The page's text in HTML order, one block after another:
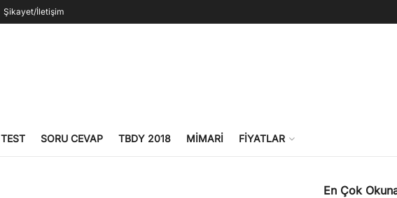
Şikayet/İletişim
TEST SORU CEVAP TBDY 2018 MIMARI FIYATLAR
En Çok